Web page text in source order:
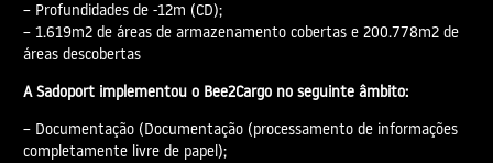
– Profundidades de -12m (CD);
– 1.619m2 de áreas de armazenamento cobertas e 200.778m2 de
áreas descobertas
A Sadoport implementou o Bee2Cargo no seguinte âmbito:
– Documentação (Documentação (processamento de informações
completamente livre de papel);